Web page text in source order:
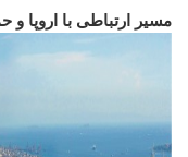
مسیر ارتباطی با اروپا و